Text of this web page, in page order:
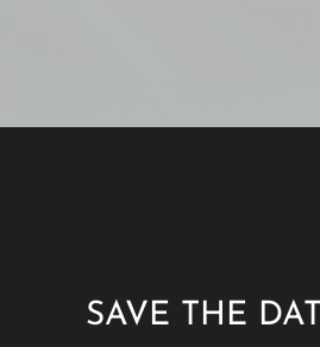
SAVE THE